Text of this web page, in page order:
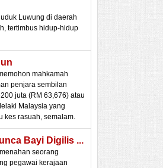
Luwung di daerah
tertimbus hidup-hidup
mahkamah
penjara sembilan
juta (RM 63,676) atau
Malaysia yang
kes rasuah, semalam.
Bayi Digilis ...
seorang
pegawai kerajaan